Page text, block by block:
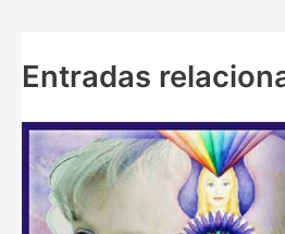
Entradas